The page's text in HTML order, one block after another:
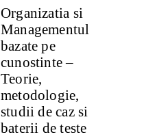
Organizatia si
Managementul
bazate pe
cunostinte –
Teorie,
metodologie,
studii de caz si
baterii de teste